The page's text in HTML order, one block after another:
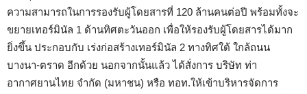
ความสามารถในการรองรับผู้โดยสารที่ 120 ล้านคนต่อปี พร้อมทั้งจะ
ขยายเทอร์มินัล 1 ด้านทิศตะวันออก เพื่อให้รองรับผู้โดยสารได้มาก
ยิ่งขึ้น ประกอบกับ เร่งก่อสร้างเทอร์มินัล 2 ทางทิศใต้ ใกล้ถนน
บางนา-ตราด อีกด้วย นอกจากนั้นแล้ว ได้สั่งการ บริษัท ท่า
อากาศยานไทย จำกัด (มหาชน) หรือ ทอท.ให้เข้าบริหารจัดการ